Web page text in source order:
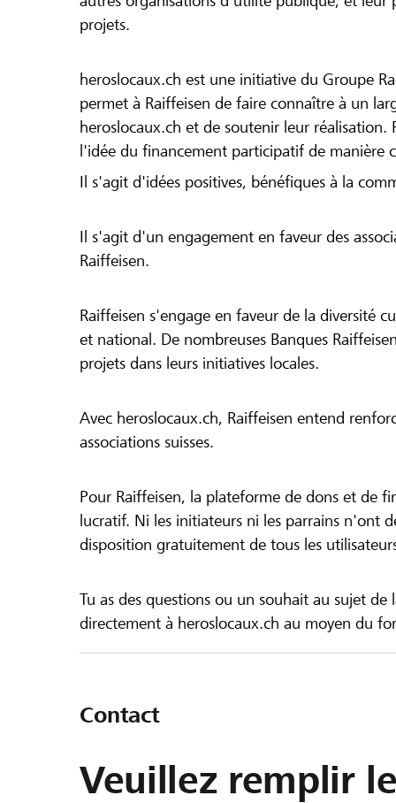
projets.
heroslocaux.ch est une initiative du Groupe
permet à Raiffeisen de faire connaître à un
heroslocaux.ch et de soutenir leur
l'idée du financement participatif de manière
Il s'agit d'idées positives, bénéfiques à la
Il s'agit d'un engagement en faveur des
Raiffeisen.
Raiffeisen s'engage en faveur de la diversité
et national. De nombreuses Banques
projets dans leurs initiatives locales.
Avec heroslocaux.ch, Raiffeisen entend
associations suisses.
Pour Raiffeisen, la plateforme de dons et de
lucratif. Ni les initiateurs ni les parrains n'ont
disposition gratuitement de tous les
Tu as des questions ou un souhait au sujet
directement à heroslocaux.ch au moyen du
Contact
Veuillez remplir